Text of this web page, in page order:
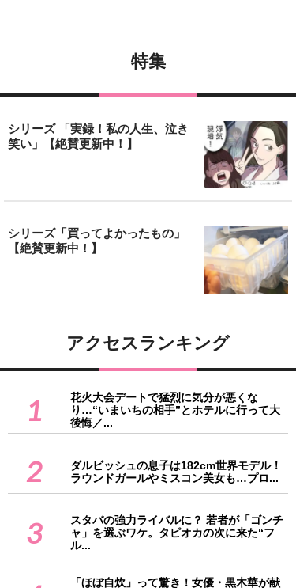
特集
シリーズ 「実録！私の人生、泣き
笑い」【絶賛更新中！】
シリーズ「買ってよかったもの」
【絶賛更新中！】
アクセスランキング
1
花火大会デートで猛烈に気分が悪くな
り…“いまいちの相手”とホテルに行って大
後悔／...
2
ダルビッシュの息子は182cm世界モデル！
ラウンドガールやミスコン美女も…プロ...
3
スタバの強力ライバルに？ 若者が「ゴンチ
ャ」を選ぶワケ。タピオカの次に来た“フ
ル...
「ほぼ自炊」って驚き！女優・黒木華が献